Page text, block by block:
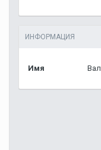
ИНФОРМАЦИЯ
Имя